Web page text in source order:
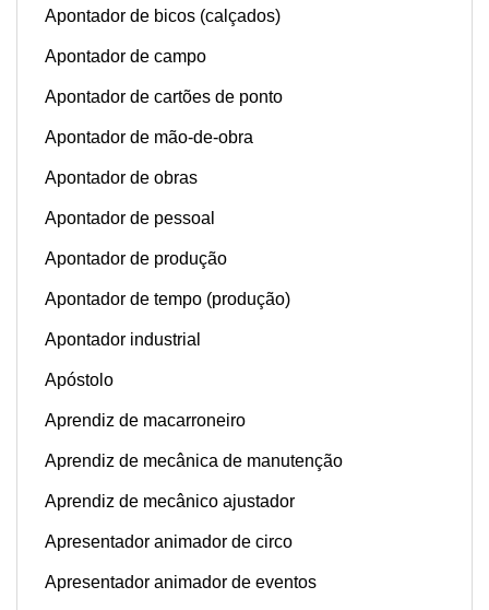
Apontador de bicos (calçados)
Apontador de campo
Apontador de cartões de ponto
Apontador de mão-de-obra
Apontador de obras
Apontador de pessoal
Apontador de produção
Apontador de tempo (produção)
Apontador industrial
Apóstolo
Aprendiz de macarroneiro
Aprendiz de mecânica de manutenção
Aprendiz de mecânico ajustador
Apresentador animador de circo
Apresentador animador de eventos